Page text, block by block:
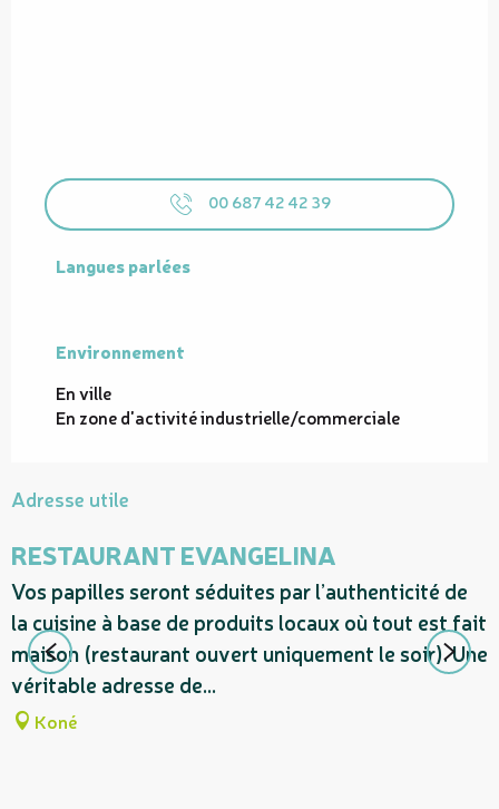
00 687 42 42 39
Langues parlées
Langues parlées
Environnement
Environnement
En ville
En zone d'activité industrielle/commerciale
Adresse utile
RESTAURANT EVANGELINA
Vos papilles seront séduites par l’authenticité de
la cuisine à base de produits locaux où tout est fait
maison (restaurant ouvert uniquement le soir). Une
véritable adresse de...
Koné